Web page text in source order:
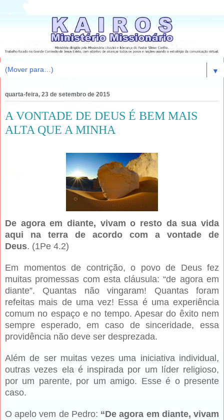
▼
quarta-feira, 23 de setembro de 2015
A VONTADE DE DEUS É BEM MAIS
ALTA QUE A MINHA
De agora em diante, vivam o resto da sua vida
aqui na terra de acordo com a vontade de
Deus. (1Pe 4.2)
Em momentos de contrição, o povo de Deus fez
muitas promessas com esta cláusula: “de agora em
diante”. Quantas não vingaram! Quantas foram
refeitas mais de uma vez! Essa é uma experiência
comum no espaço e no tempo. Apesar do êxito nem
sempre esperado, em caso de sinceridade, essa
providência não deve ser desprezada.
Além de ser muitas vezes uma iniciativa individual,
outras vezes ela é inspirada por um líder religioso,
por um parente, por um amigo. Esse é o presente
caso.
O apelo vem de Pedro: “De agora em diante, vivam